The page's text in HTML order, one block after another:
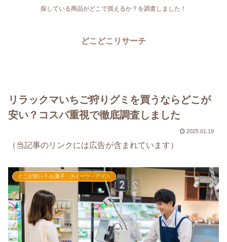
探している商品がどこで買えるか？を調査しました！
どこどこリサーチ
リラックマいちご狩りグミを買うならどこが
安い？コスパ重視で徹底調査しました
2025.01.19
（当記事のリンクには広告が含まれています）
どこが安い？-お菓子・スイーツ・アイス